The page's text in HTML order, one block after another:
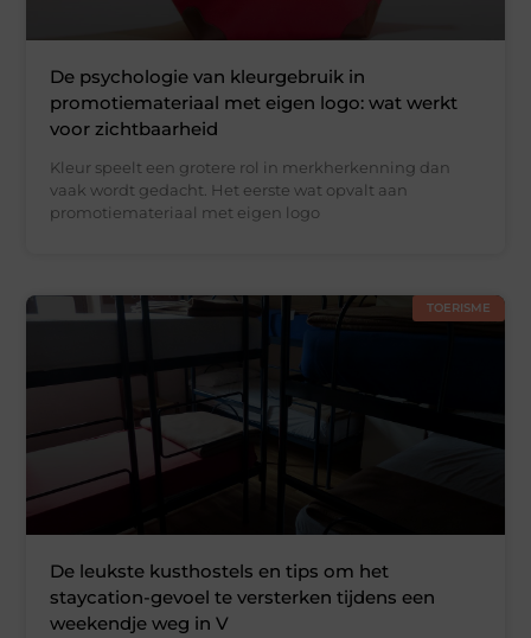
De psychologie van kleurgebruik in
promotiemateriaal met eigen logo: wat werkt
voor zichtbaarheid
Kleur speelt een grotere rol in merkherkenning dan
vaak wordt gedacht. Het eerste wat opvalt aan
promotiemateriaal met eigen logo
TOERISME
De leukste kusthostels en tips om het
staycation-gevoel te versterken tijdens een
weekendje weg in V